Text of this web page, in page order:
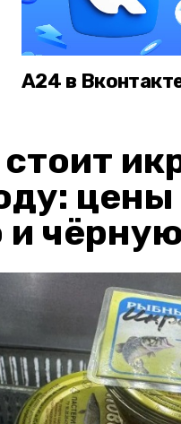
А24 в
и чёрную